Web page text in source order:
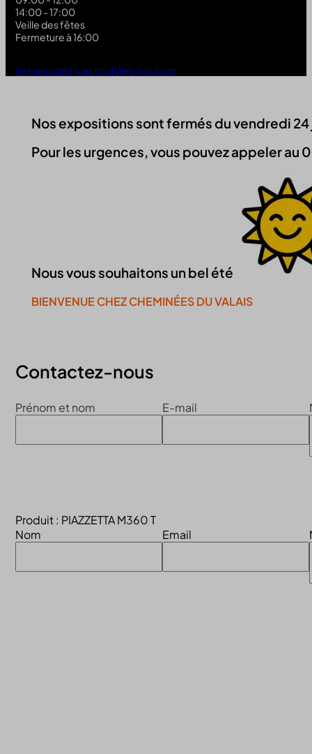
14:00 - 17:00
Veille des fêtes
Fermeture à 16:00
Site web créé par Local Web Solutions
Nos expositions sont fermés du vendredi 24
Pour les urgences, vous pouvez appeler au
Nous vous souhaitons un bel été
BIENVENUE CHEZ CHEMINÉES DU VALAIS
Contactez-nous
Prénom et nom E-mail
Produit : PIAZZETTA M360 T
Nom
Email